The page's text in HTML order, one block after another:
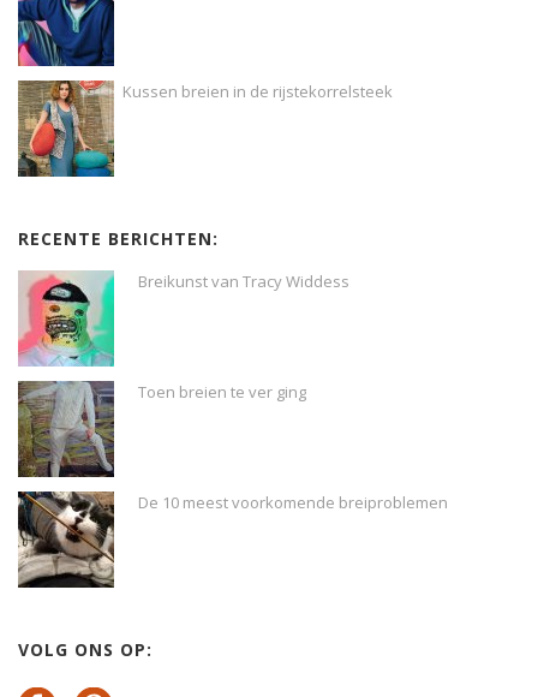
Kussen breien in de rijstekorrelsteek
RECENTE BERICHTEN:
Breikunst van Tracy Widdess
Toen breien te ver ging
De 10 meest voorkomende breiproblemen
VOLG ONS OP: